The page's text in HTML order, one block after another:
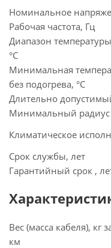
Номинальное
Рабочая частота, Гц
Диапазон
°C
Минимальная
без подогрева, °C
Длительно
Минимальный радиус
Климатическое
Срок службы, лет
Гарантийный срок ,
Вес (масса кабеля), кг
км